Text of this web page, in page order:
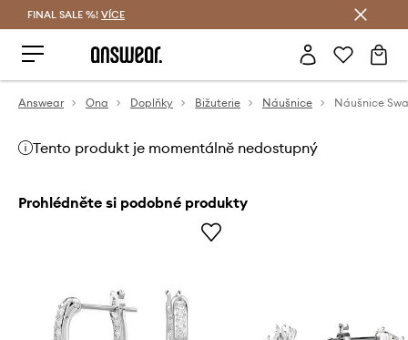
FINAL SALE %! VÍCE
Answear Ona Doplňky Bižuterie Náušnice Náušnice
Tento produkt je momentálně nedostupný
Prohlédněte si podobné produkty